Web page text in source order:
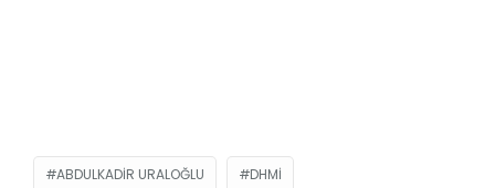
ABDULKADIR URALOĞLU DHMİ